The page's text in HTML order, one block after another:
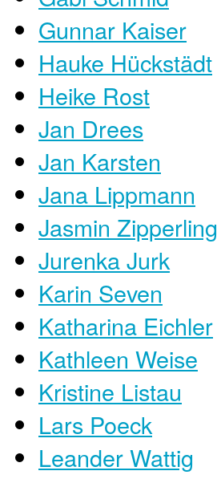
Gunnar Kaiser
Hauke Hückstädt
Heike Rost
Jan Drees
Jan Karsten
Jana Lippmann
Jasmin Zipperling
Jurenka Jurk
Karin Seven
Katharina Eichler
Kathleen Weise
Kristine Listau
​Lars Poeck
Leander Wattig